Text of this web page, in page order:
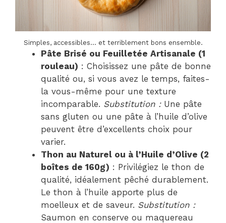
Simples, accessibles… et terriblement bons ensemble.
Pâte Brisé ou Feuilletée Artisanale (1
rouleau) : Choisissez une pâte de bonne
qualité ou, si vous avez le temps, faites-
la vous-même pour une texture
incomparable. Substitution :Une pâte
sans gluten ou une pâte à l’huile d’olive
peuvent être d’excellents choix pour
varier.
Thon au Naturel ou à l’Huile d’Olive (2
boîtes de 160g) : Privilégiez le thon de
qualité, idéalement pêché durablement.
Le thon à l’huile apporte plus de
moelleux et de saveur. Substitution :
Saumon en conserve ou maquereau